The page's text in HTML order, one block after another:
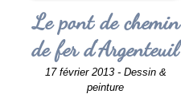
Le pont de chemin
de fer d'Argenteuil
17 février 2013 - Dessin &
peinture